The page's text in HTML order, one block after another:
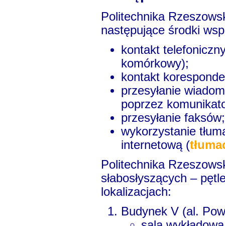
Politechnika
następujące środki
kontakt
komórkowy);
kontakt
przesyłanie
poprzez
przesyłanie faksów;
wykorzystanie
internetową (
Politechnika
słabosłyszących –
lokalizacjach:
Budynek V (al.